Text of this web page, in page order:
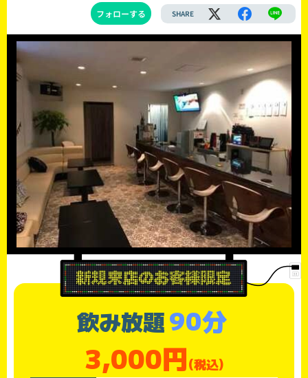
フォローする SHARE
飲み放題90分
3,000円(税込)